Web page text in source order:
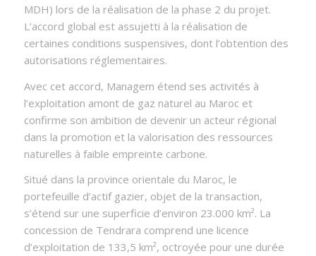
MDH) lors de la réalisation de la phase 2 du projet.
L’accord global est assujetti à la réalisation de
certaines conditions suspensives, dont l’obtention des
autorisations réglementaires.
Avec cet accord, Managem étend ses activités à
l’exploitation amont de gaz naturel au Maroc et
confirme son ambition de devenir un acteur régional
dans la promotion et la valorisation des ressources
naturelles à faible empreinte carbone.
Situé dans la province orientale du Maroc, le
portefeuille d’actif gazier, objet de la transaction,
s’étend sur une superficie d’environ 23.000 km². La
concession de Tendrara comprend une licence
d’exploitation de 133,5 km², octroyée pour une durée